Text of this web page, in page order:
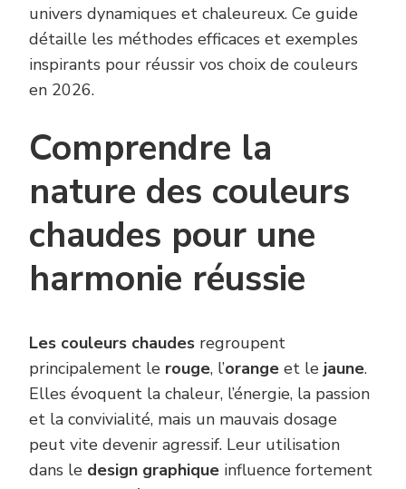
univers dynamiques et chaleureux. Ce guide
détaille les méthodes efficaces et exemples
inspirants pour réussir vos choix de couleurs
en 2026.
Comprendre la
nature des couleurs
chaudes pour une
harmonie réussie
Les couleurs chaudes regroupent
principalement le rouge, l’orange et le jaune.
Elles évoquent la chaleur, l’énergie, la passion
et la convivialité, mais un mauvais dosage
peut vite devenir agressif. Leur utilisation
dans le design graphique influence fortement